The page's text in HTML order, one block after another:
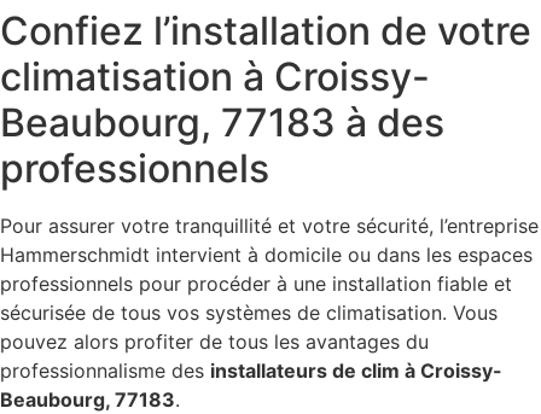
Confiez l’installation de votre
climatisation à Croissy-
Beaubourg, 77183 à des
professionnels
Pour assurer votre tranquillité et votre sécurité, l’entreprise
Hammerschmidt intervient à domicile ou dans les espaces
professionnels pour procéder à une installation fiable et
sécurisée de tous vos systèmes de climatisation. Vous
pouvez alors profiter de tous les avantages du
professionnalisme des installateurs de clim à Croissy-
Beaubourg, 77183.